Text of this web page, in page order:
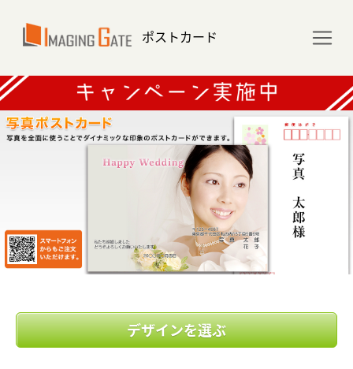
ポストカード
写真ポストカード～写真を全面に使う
デザインを選ぶ